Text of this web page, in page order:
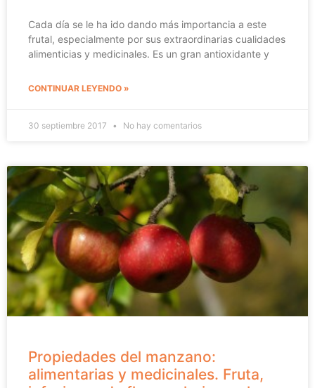
Cada día se le ha ido dando más importancia a este
frutal, especialmente por sus extraordinarias cualidades
alimenticias y medicinales. Es un gran antioxidante y
CONTINUAR LEYENDO »
30 septiembre 2017 No hay comentarios
Propiedades del manzano:
alimentarias y medicinales. Fruta,